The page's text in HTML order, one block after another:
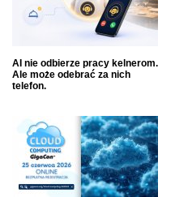
AI nie odbierze pracy kelnerom.
Ale może odebrać za nich
telefon.